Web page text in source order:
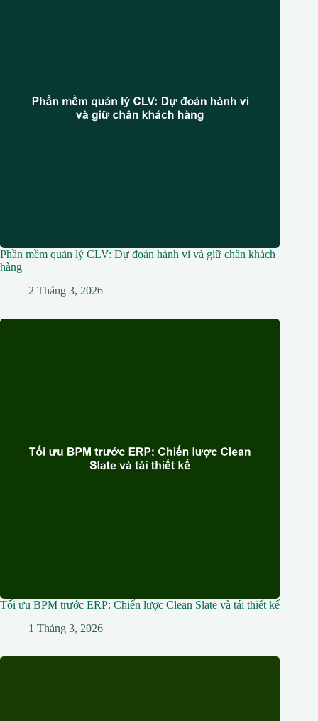
Phần mềm quản lý CLV: Dự đoán hành vi và giữ chân khách
hàng
2 Tháng 3, 2026
Tối ưu BPM trước ERP: Chiến lược Clean Slate và tái thiết kế
1 Tháng 3, 2026